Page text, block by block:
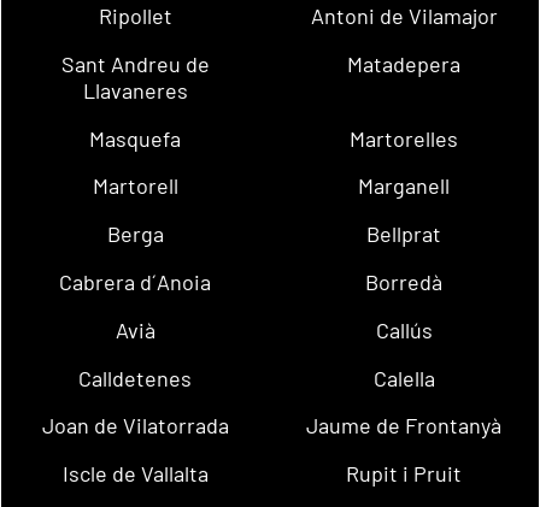
Ripollet
Antoni de Vilamajor
Sant Andreu de
Llavaneres
Matadepera
Masquefa
Martorelles
Martorell
Marganell
Berga
Bellprat
Cabrera d´Anoia
Borredà
Avià
Callús
Calldetenes
Calella
Joan de Vilatorrada
Jaume de Frontanyà
Iscle de Vallalta
Rupit i Pruit